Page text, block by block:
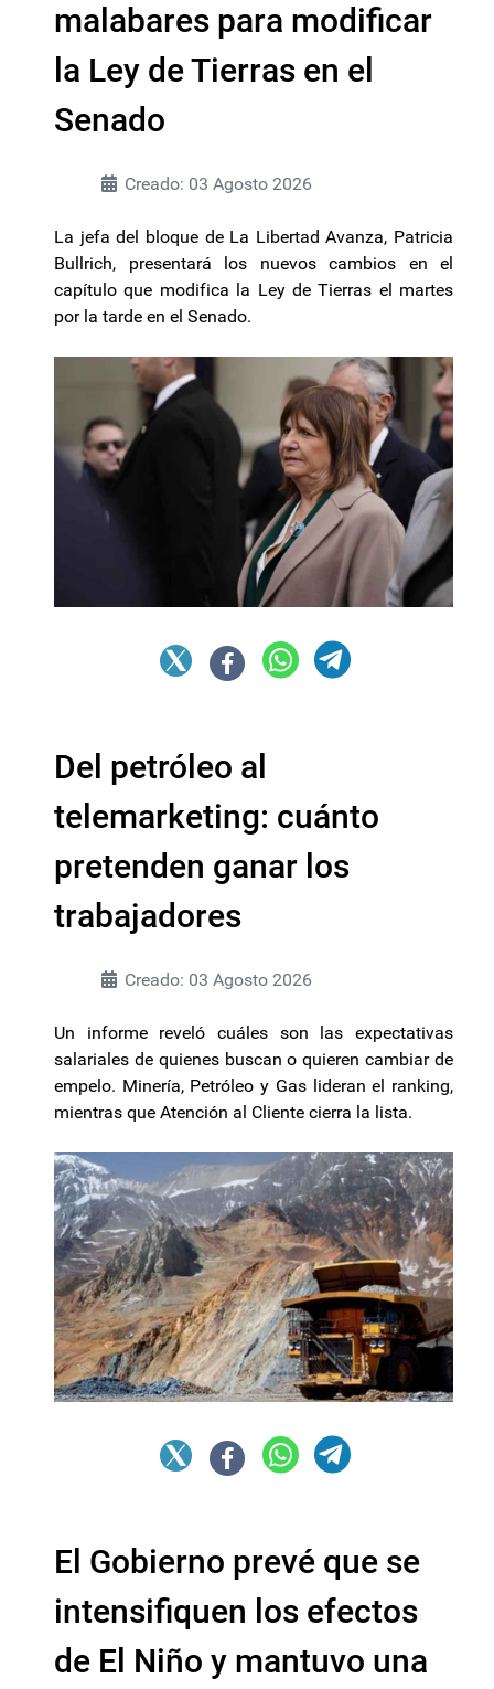
malabares para modificar
la Ley de Tierras en el
Senado
Creado: 03 Agosto 2026
La jefa del bloque de La Libertad Avanza, Patricia
Bullrich, presentará los nuevos cambios en el
capítulo que modifica la Ley de Tierras el martes
por la tarde en el Senado.
Del petróleo al
telemarketing: cuánto
pretenden ganar los
trabajadores
Creado: 03 Agosto 2026
Un informe reveló cuáles son las expectativas
salariales de quienes buscan o quieren cambiar de
empelo. Minería, Petróleo y Gas lideran el ranking,
mientras que Atención al Cliente cierra la lista.
El Gobierno prevé que se
intensifiquen los efectos
de El Niño y mantuvo una